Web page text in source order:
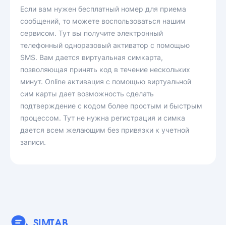
Если вам нужен бесплатный номер для приема
сообщений, то можете воспользоваться нашим
сервисом. Тут вы получите электронный
телефонный одноразовый активатор с помощью
SMS. Вам дается виртуальная симкарта,
позволяющая принять код в течение нескольких
минут. Online активация с помощью виртуальной
сим карты дает возможность сделать
подтверждение с кодом более простым и быстрым
процессом. Тут не нужна регистрация и симка
дается всем желающим без привязки к учетной
записи.